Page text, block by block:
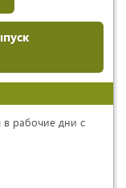
рабочие дни с